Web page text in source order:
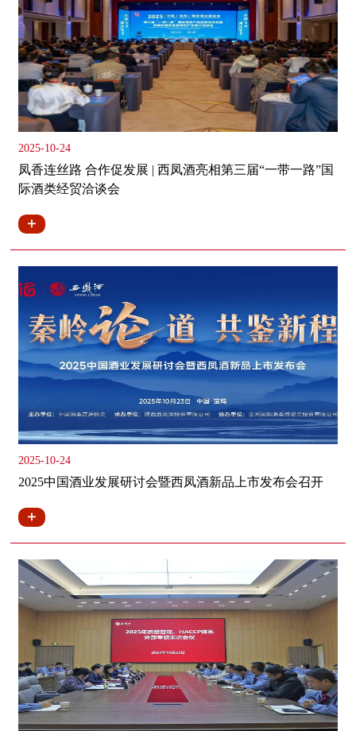
2025-10-24
凤香连丝路 合作促发展 | 西凤酒亮相第三届“一带一路”国
际酒类经贸洽谈会
2025-10-24
2025中国酒业发展研讨会暨西凤酒新品上市发布会召开